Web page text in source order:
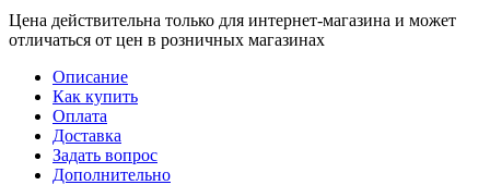
Цена действительна только для интернет-магазина и может
отличаться от цен в розничных магазинах
Описание
Как купить
Оплата
Доставка
Задать вопрос
Дополнительно